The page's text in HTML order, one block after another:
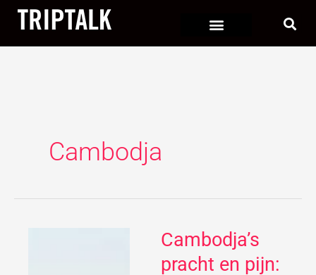
naar
de
Cambodja
Cambodja’s
pracht en pijn:
Cambodja’s